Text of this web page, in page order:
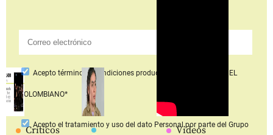
Críticos Videos
Aceptotérminos y condiciones productos y servicios Grupo EL
COLOMBIANO*
Acepto el tratamiento y uso del dato Personalpor parte del Grupo